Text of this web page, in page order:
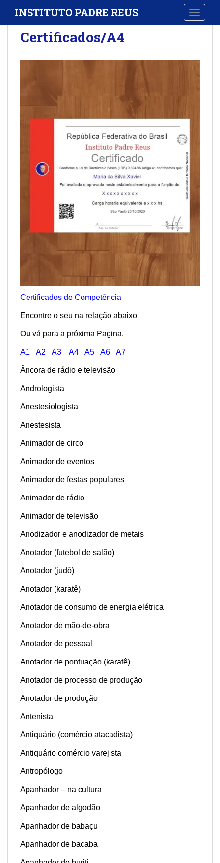
i
INSTITUTO PADRE REUS
Certificados/A4
Certificados de Competência
Encontre o seu na relação abaixo,
Ou vá para a próxima Pagina.
A1 A2 A3 A4 A5 A6 A7
Âncora de rádio e televisão
Andrologista
Anestesiologista
Anestesista
Animador de circo
Animador de eventos
Animador de festas populares
Animador de rádio
Animador de televisão
Anodizador e anodizador de metais
Anotador (futebol de salão)
Anotador (judô)
Anotador (karatê)
Anotador de consumo de energia elétrica
Anotador de mão-de-obra
Anotador de pessoal
Anotador de pontuação (karatê)
Anotador de processo de produção
Anotador de produção
Antenista
Antiquário (comércio atacadista)
Antiquário comércio varejista
Antropólogo
Apanhador – na cultura
Apanhador de algodão
Apanhador de babaçu
Apanhador de bacaba